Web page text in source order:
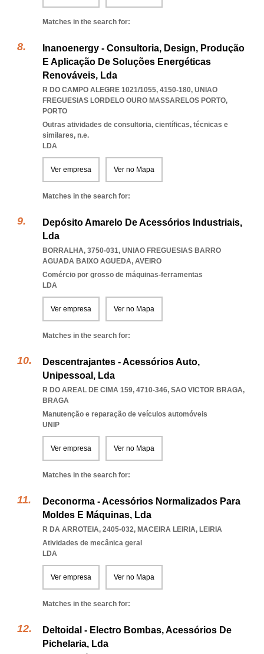
Matches in the search for:
Inanoenergy - Consultoria, Design, Produção
E Aplicação De Soluções Energéticas
Renováveis, Lda
R DO CAMPO ALEGRE 1021/1055, 4150-180, UNIAO
FREGUESIAS LORDELO OURO MASSARELOS PORTO,
PORTO
Outras atividades de consultoria, científicas, técnicas e
similares, n.e.
LDA
Ver empresa Ver no Mapa
Matches in the search for:
Depósito Amarelo De Acessórios Industriais,
Lda
BORRALHA, 3750-031, UNIAO FREGUESIAS BARRO
AGUADA BAIXO AGUEDA, AVEIRO
Comércio por grosso de máquinas-ferramentas
LDA
Ver empresa Ver no Mapa
Matches in the search for:
Descentrajantes - Acessórios Auto,
Unipessoal, Lda
R DO AREAL DE CIMA 159, 4710-346, SAO VICTOR BRAGA,
BRAGA
Manutenção e reparação de veículos automóveis
UNIP
Ver empresa Ver no Mapa
Matches in the search for:
Deconorma - Acessórios Normalizados Para
Moldes E Máquinas, Lda
R DA ARROTEIA, 2405-032, MACEIRA LEIRIA, LEIRIA
Atividades de mecânica geral
LDA
Ver empresa Ver no Mapa
Matches in the search for:
Deltoidal - Electro Bombas, Acessórios De
Pichelaria, Lda